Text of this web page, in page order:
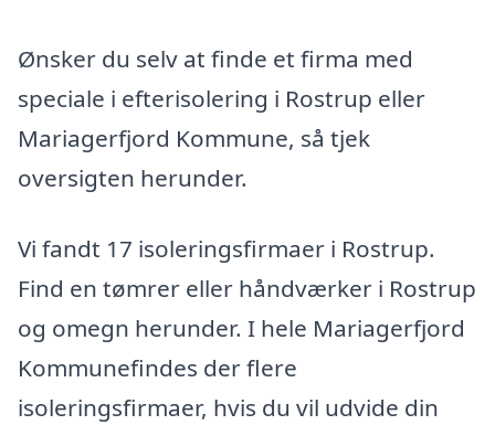
Ønsker du selv at finde et firma med
speciale i efterisolering i Rostrup eller
Mariagerfjord Kommune, så tjek
oversigten herunder.
Vi fandt 17 isoleringsfirmaer i Rostrup.
Find en tømrer eller håndværker i Rostrup
og omegn herunder. I hele Mariagerfjord
Kommunefindes der flere
isoleringsfirmaer, hvis du vil udvide din